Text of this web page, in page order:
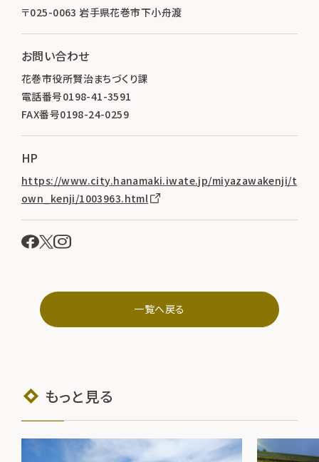
〒025-0063 岩手県花巻市下小舟渡
お問い合わせ
花巻市役所賢治まちづくり課
電話番号0198-41-3591
FAX番号0198-24-0259
HP
https://www.city.hanamaki.iwate.jp/miyazawakenji/t
own_kenji/1003963.html
一覧へ戻る
もっと見る